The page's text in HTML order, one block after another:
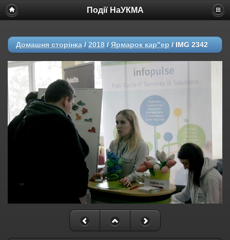
Події НаУКМА
Домашня сторінка / 2018 / Ярмарок кар"ер / IMG 2342